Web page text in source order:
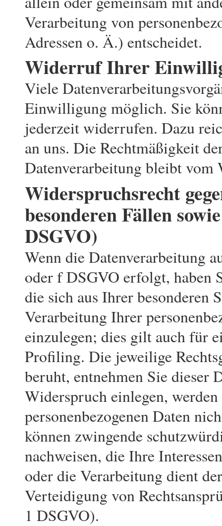
Verarbeitung von
Adressen o. Ä.) entscheidet.
Widerruf Ihrer
Viele
Einwilligung möglich. Sie
jederzeit widerrufen. Dazu
an uns. Die Rechtmäßigkeit
Datenverarbeitung bleibt
Widerspruchsrecht
besonderen Fällen
DSGVO)
Wenn die Datenverarbeitung
oder f DSGVO erfolgt, haben
die sich aus Ihrer besonderen
Verarbeitung Ihrer
einzulegen; dies gilt auch für
Profiling. Die jeweilige
beruht, entnehmen Sie dieser
Widerspruch einlegen,
personenbezogenen Daten
können zwingende
nachweisen, die Ihre
oder die Verarbeitung dient
Verteidigung von
1 DSGVO).